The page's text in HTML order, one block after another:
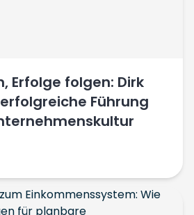
Erfolge folgen: Dirk
Führung